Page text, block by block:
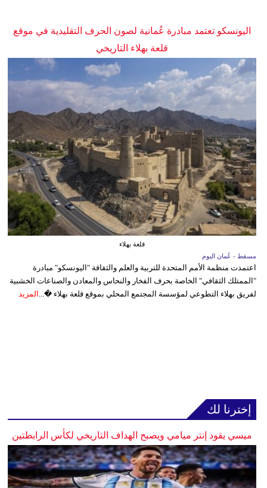
اليونسكو تعتمد مبادرة عُمانية لصون الحرف التقليدية في موقع
قلعة بهلاء التاريخي
قلعة بهلاء
مسقط - عُمان اليوم
اعتمدت منظمة الأمم المتحدة للتربية والعلم والثقافة "اليونسكو" مبادرة
"الممتلك الثقافي" الخاصة بحرف الفخار والنحاس والمعادن والصناعات الخشبية
لفريق بهلاء التطوعي لمؤسسة المجتمع المحلي بموقع قلعة بهلاء �... المزيد
إخترنا لك
ميسي يقود إنتر ميامي ويصبح الهداف التاريخي لكأس الرابطتين